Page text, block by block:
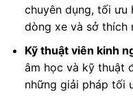
chuyên dụng, tối ưu
dòng xe và sở thích
Kỹ thuật viên kinh
âm học và kỹ thuật
những giải pháp tối